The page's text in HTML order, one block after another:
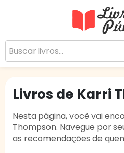
Sua
Livros de Karri
Nesta página, você vai
Thompson. Navegue por
as recomendações de